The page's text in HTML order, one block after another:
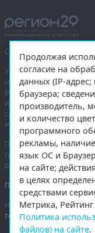
Сетевое издание
Учредитель — общество
«Правда Севера».
Выписка из реестра
информации:ЭЛ № ФС
службой по надзору в
и массовых
При полном или
гиперссылка на
разрешения
Правовая информация.
На информационном
технологии.
Продолжая
согласие на
данных (IP-адрес;
браузера;
производитель,
и количество
программного
рекламы,
язык ОС и
на сайте;
в целях
средствами
Метрика,
Политика
файлов) на сайте.